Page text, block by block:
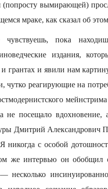
вымирающей)
мраке, как сказал об
пока
издания,
грантах и явили нам
чутко реагирующие на
не посещало вдохновение,
Дмитрий
никогда с особой
же интервью он обобщил